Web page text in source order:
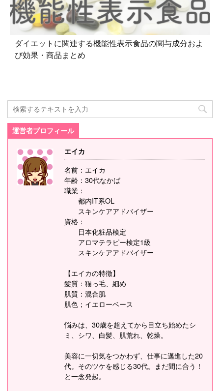
ダイエットに関連する機能性表示食品の関与成分およ
び効果・商品まとめ
運営者プロフィール
エイカ
名前：エイカ
年齢：30代なかば
職業：
都内IT系OL
スキンケアアドバイザー
資格：
日本化粧品検定
アロマテラピー検定1級
スキンケアアドバイザー
【エイカの特徴】
髪質：猫っ毛、細め
肌質：混合肌
肌色；イエローベース
悩みは、30歳を超えてから目立ち始めたシ
ミ、シワ、白髪、肌荒れ、乾燥。
美容に一切気をつかわず、仕事に邁進した20
代。そのツケを感じる30代。まだ間に合う！
と一念発起。